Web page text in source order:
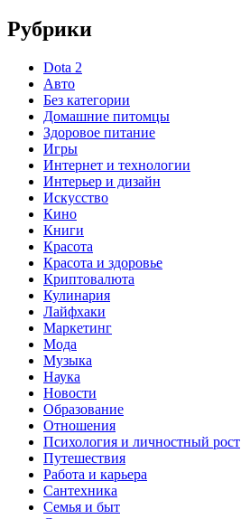
Рубрики
Dota 2
Авто
Без категории
Домашние питомцы
Здоровое питание
Игры
Интернет и технологии
Интерьер и дизайн
Искусство
Кино
Книги
Красота
Красота и здоровье
Криптовалюта
Кулинария
Лайфхаки
Маркетинг
Мода
Музыка
Наука
Новости
Образование
Отношения
Психология и личностный рост
Путешествия
Работа и карьера
Сантехника
Семья и быт